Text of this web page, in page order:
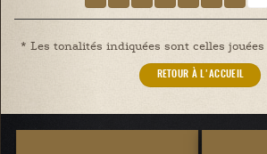
* Les tonalités indiquées sont celles
RETOUR À L'ACCUEIL